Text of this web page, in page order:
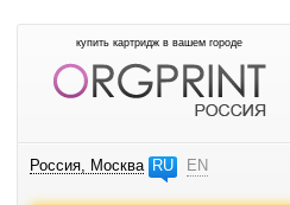
купить картридж в вашем городе
Россия, Москва RU EN